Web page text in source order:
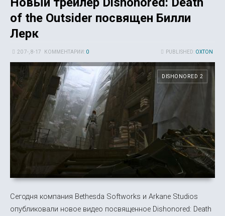
of the Outsider посвящен Билли
Лерк
PUBLISHED: OXTON
20 7-, 8-17 КОММЕНТАРИИ: 0
DISHONORED 2
Сегодня компания Bethesda Softworks и Arkane Studios
опубликовали новое видео посвященное Dishonored: Death